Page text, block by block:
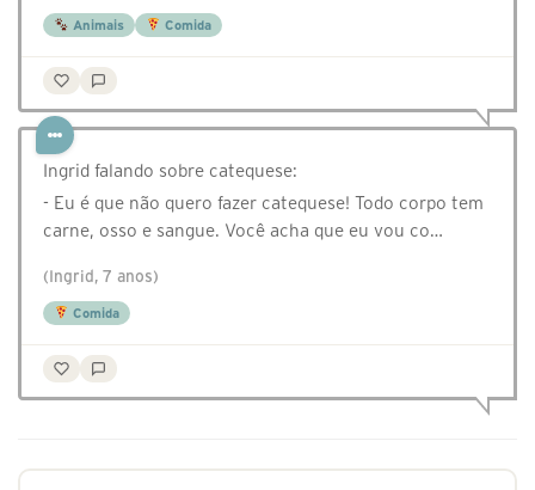
Animais Comida
Ingrid falando sobre catequese:
- Eu é que não quero fazer catequese! Todo corpo tem
carne, osso e sangue. Você acha que eu vou co…
(Ingrid, 7 anos)
Comida